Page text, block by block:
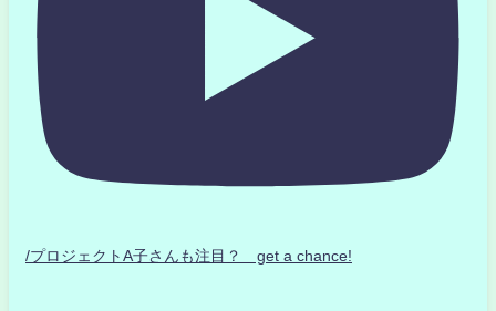
/プロジェクトA子さんも注目？ get a chance!